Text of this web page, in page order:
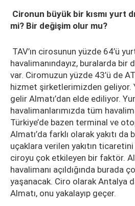
Cironun büyük bir kısmı yurt
mi? Bir değişim olur mu?
TAV’ın cirosunun yüzde 64’ü
havalimanındayız, buralarda
var. Ciromuzun yüzde 43’ü de
hizmet şirketlerimizden geliyor.
gelir Almatı’dan elde ediliyor.
havalimanlarımızda tüm
Türkiye’de bazen terminal ve
Almatı’da farklı olarak yakıtı
uçaklara verilen yakıtın ticaretini
ciroyu çok etkileyen bir faktör.
havalimanı açıldığında burada
yaşanacak. Ciro olarak Antalya
Almatı, onu yakalayıp geçer.